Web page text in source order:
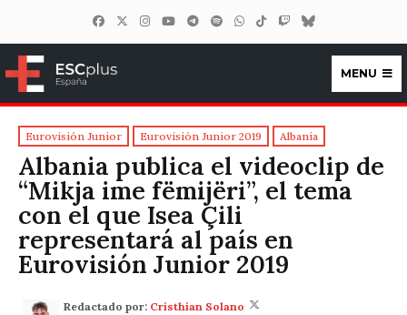
ESCplus España
MENU
Eurovisión Junior Eurovisión Junior 2019 Albania
Albania publica el videoclip de
“Mikja ime fëmijëri”, el tema
con el que Isea Çili
representará al país en
Eurovisión Junior 2019
Redactado por: Cristhian Solano